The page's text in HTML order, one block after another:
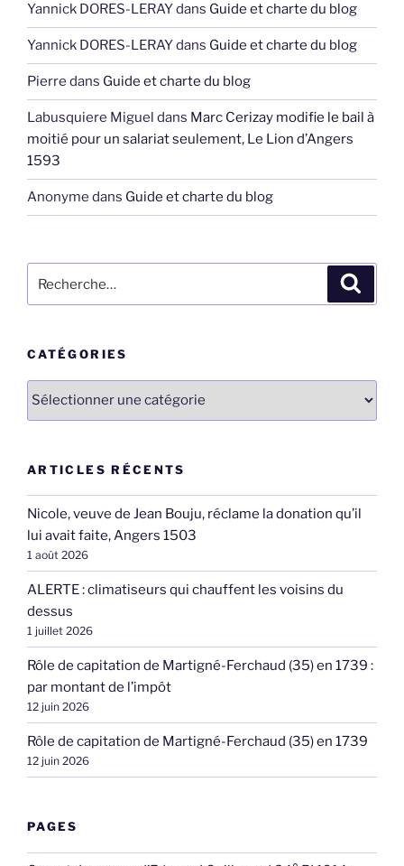
Yannick DORES-LERAYdans Guide et charte du blog
Yannick DORES-LERAYdans Guide et charte du blog
Pierre dans Guide et charte du blog
Labusquiere Miguel dans Marc Cerizay modifie le bail à
moitié pour un salariat seulement, Le Lion d’Angers
1593
Anonyme dans Guide et charte du blog
pour
CATÉGORIES
Catégories
ARTICLES RÉCENTS
Nicole, veuve de Jean Bouju, réclame la donation qu’il
lui avait faite, Angers 1503
1 août 2026
ALERTE : climatiseurs qui chauffent les voisins du
dessus
1 juillet 2026
Rôle de capitation de Martigné-Ferchaud (35) en 1739 :
par montant de l’impôt
12 juin 2026
Rôle de capitation de Martigné-Ferchaud (35) en 1739
12 juin 2026
PAGES